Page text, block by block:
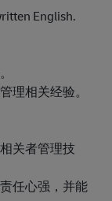
English.
理相关经验。
关者管理技
任心强，并能